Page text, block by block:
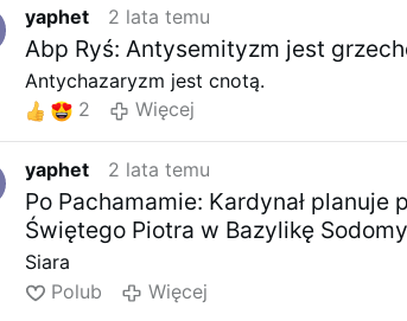
yaphet 2 lata temu
Abp Ryś: Antysemityzm jest
Antychazaryzm jest cnotą.
2
Więcej
yaphet 2 lata temu
Po Pachamamie: Kardynał planuje
Świętego Piotra w Bazylikę Sodomy
Siara
Polub
Więcej